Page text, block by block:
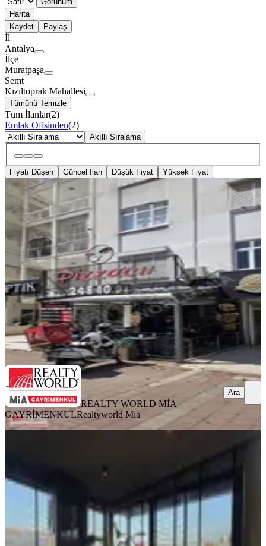
Harita
Kaydet
Paylaş
İl
Antalya
İlçe
Muratpaşa
Semt
Kızıltoprak Mahallesi
Tümünü Temizle
Tüm İlanlar(2)
Emlak Ofisinden(2)
Akıllı Sıralama
Fiyatı Düşen Güncel İlan Düşük Fiyat Yüksek Fiyat
Kızıltoprak Mah. Devren Kiralık Tam
Donanımlı Pizza Dükkanı
Muratpaşa, Kızıltoprak Mahallesi
100 m²·Düz Giriş (Zemin)
1.300.000 ₺
REALTY WORLD MİA GAYRİMENKUL Realtyworld Mia
Ara
REALTY WORLD MİA
GAYRİMENKULRealtyworld Mia
Ara
Özel Tasarım Akıllı Sistem Devren
1 Oda · ·Düz Giriş (Zemin)·
2.750.000 ₺